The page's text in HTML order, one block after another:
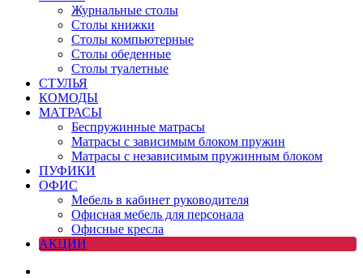
Журнальные столы
Столы книжки
Столы компьютерные
Столы обеденные
Столы туалетные
СТУЛЬЯ
КОМОДЫ
МАТРАСЫ
Беспружинные матрасы
Матрасы с зависимым блоком пружин
Матрасы с независимым пружинным блоком
ПУФИКИ
ОФИС
Мебель в кабинет руководителя
Офисная мебель для персонала
Офисные кресла
АКЦИИ